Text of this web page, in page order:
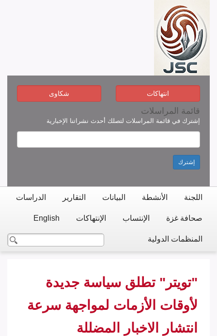
انتهاكات شكاوى
قائمة المراسلات
إشترك في قائمة المراسلات لتصلك أحدث نشراتنا الإخبارية
إشترك
اللجنة الأنشطة البيانات التقارير الدراسات
صحافة غزة الإنتساب الإنتهاكات English
المنظمات الدولية
"تويتر" تطلق سياسة جديدة
لأوقات الأزمات لمواجهة سرعة
انتشار الاخبار المضللة